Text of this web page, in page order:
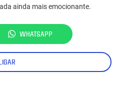
ainda mais emocionante.
WHATSAPP